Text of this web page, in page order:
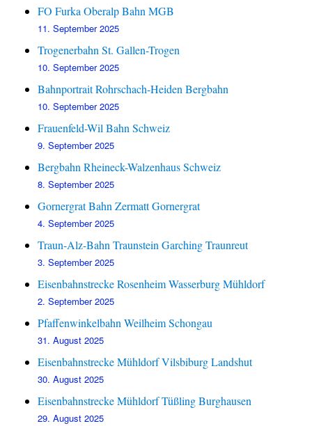
FO Furka Oberalp Bahn MGB
11. September 2025
Trogenerbahn St. Gallen-Trogen
10. September 2025
Bahnportrait Rohrschach-Heiden Bergbahn
10. September 2025
Frauenfeld-Wil Bahn Schweiz
9. September 2025
Bergbahn Rheineck-Walzenhaus Schweiz
8. September 2025
Gornergrat Bahn Zermatt Gornergrat
4. September 2025
Traun-Alz-Bahn Traunstein Garching Traunreut
3. September 2025
Eisenbahnstrecke Rosenheim Wasserburg Mühldorf
2. September 2025
Pfaffenwinkelbahn Weilheim Schongau
31. August 2025
Eisenbahnstrecke Mühldorf Vilsbiburg Landshut
30. August 2025
Eisenbahnstrecke Mühldorf Tüßling Burghausen
29. August 2025